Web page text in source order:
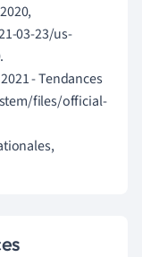
03-23/us-
- Tendances
files/official-